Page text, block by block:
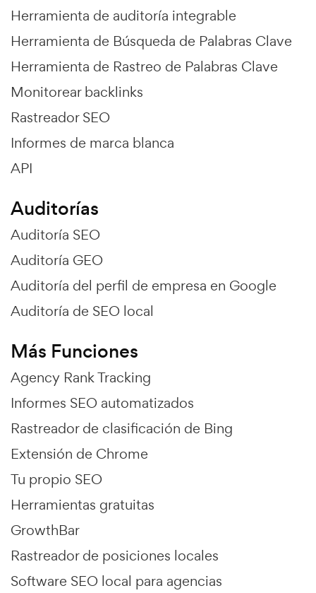
Herramienta de auditoría integrable
Herramienta de Búsqueda de Palabras Clave
Herramienta de Rastreo de Palabras Clave
Monitorear backlinks
Rastreador SEO
Informes de marca blanca
API
Auditorías
Auditoría SEO
Auditoría GEO
Auditoría del perfil de empresa en Google
Auditoría de SEO local
Más Funciones
Agency Rank Tracking
Informes SEO automatizados
Rastreador de clasificación de Bing
Extensión de Chrome
Tu propio SEO
Herramientas gratuitas
GrowthBar
Rastreador de posiciones locales
Software SEO local para agencias